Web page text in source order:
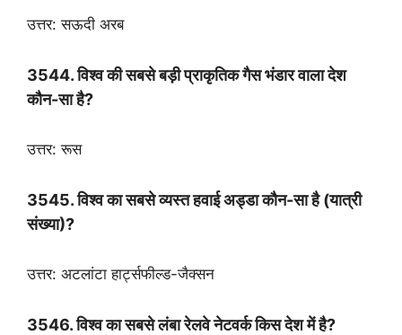
उत्तर: सऊदी अरब
3544. विश्व की सबसे बड़ी प्राकृतिक गैस भंडार वाला देश
कौन-सा है?
उत्तर: रूस
3545. विश्व का सबसे व्यस्त हवाई अड्डा कौन-सा है (यात्री
संख्या)?
उत्तर: अटलांटा हार्ट्सफील्ड-जैक्सन
3546. विश्व का सबसे लंबा रेलवे नेटवर्क किस देश में है?